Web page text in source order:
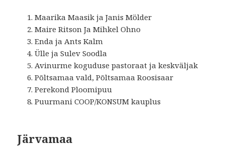
Maarika Maasik ja Janis Mölder
Maire Ritson Ja Mihkel Ohno
Enda ja Ants Kalm
Ülle ja Sulev Soodla
Avinurme koguduse pastoraat ja keskväljak
Põltsamaa vald, Põltsamaa Roosisaar
Perekond Ploomipuu
Puurmani COOP/KONSUM kauplus
Järvamaa